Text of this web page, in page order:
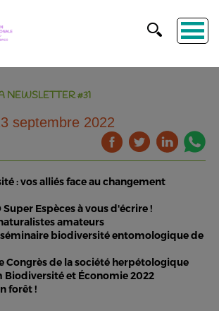
NEWSLETTER #31
septembre 2022
: vos alliés face au changement
Espèces à vous d'écrire !
amateurs
séminaire biodiversité entomologique de
Congrès de la société herpétologique
Biodiversité et Économie 2022
forêt !